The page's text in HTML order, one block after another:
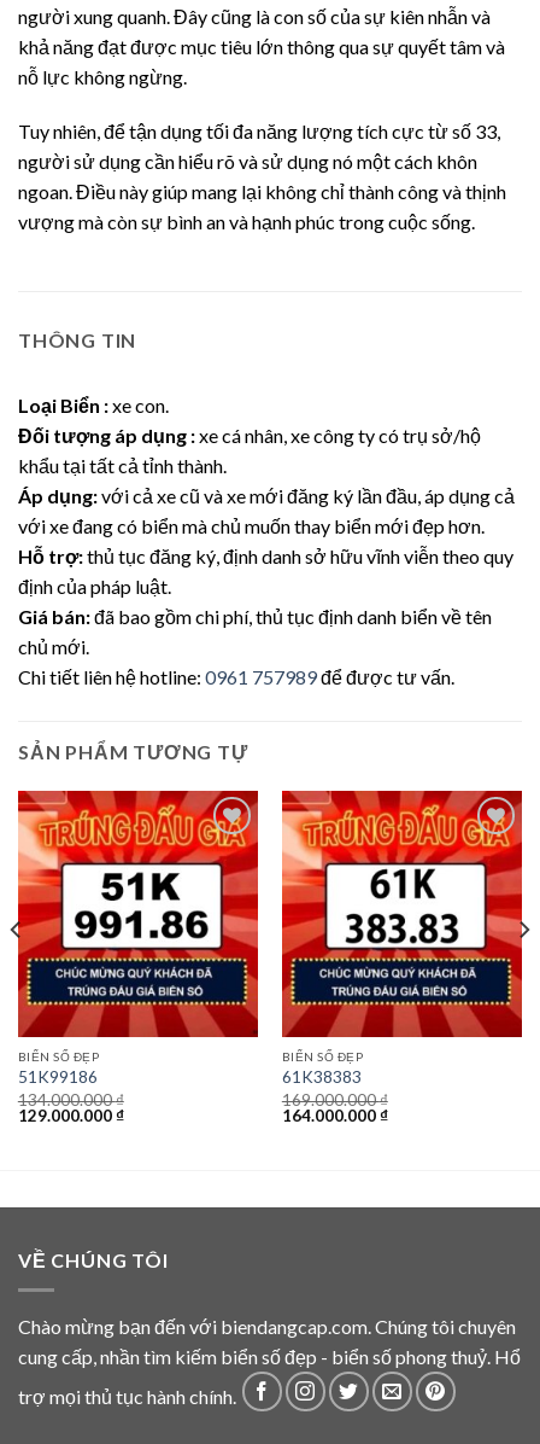
người xung quanh. Đây cũng là con số của sự kiên nhẫn và
khả năng đạt được mục tiêu lớn thông qua sự quyết tâm và
nỗ lực không ngừng.
Tuy nhiên, để tận dụng tối đa năng lượng tích cực từ số 33,
người sử dụng cần hiểu rõ và sử dụng nó một cách khôn
ngoan. Điều này giúp mang lại không chỉ thành công và thịnh
vượng mà còn sự bình an và hạnh phúc trong cuộc sống.
THÔNG TIN
Loại Biển :xe con.
Đối tượng áp dụng :xe cá nhân, xe công ty có trụ sở/hộ
khẩu tại tất cả tỉnh thành.
Áp dụng:với cả xe cũ và xe mới đăng ký lần đầu, áp dụng cả
với xe đang có biển mà chủ muốn thay biển mới đẹp hơn.
Hỗ trợ:thủ tục đăng ký, định danh sở hữu vĩnh viễn theo quy
định của pháp luật.
Giá bán:đã bao gồm chi phí, thủ tục định danh biển về tên
chủ mới.
Chi tiết liên hệ hotline: 0961 757989để được tư vấn.
SẢN PHẨM TƯƠNG TỰ
Lưu
BIỂN SỐ ĐẸP
51K99186
134.000.000₫
Giá
129.000.000₫Giá
Lưu
BIỂN SỐ ĐẸP
61K38383
169.000.000₫
Giá
164.000.000₫Giá
VỀ CHÚNG TÔI
Chào mừng bạn đến với biendangcap.com. Chúng tôi chuyên
cung cấp, nhần tìm kiếm biển số đẹp - biển số phong thuỷ. Hổ
trợ mọi thủ tục hành chính.